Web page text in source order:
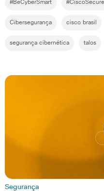
#BeCyberSmart
Cibersegurança cisco brasil
segurança cibernética talos
Segurança